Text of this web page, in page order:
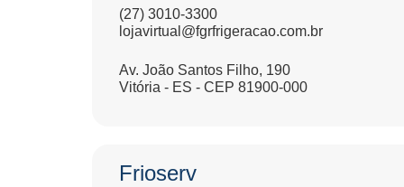
(27) 3010-3300
lojavirtual@fgrfrigeracao.com.br
Av. João Santos Filho, 190
Vitória - ES - CEP 81900-000
Frioserv